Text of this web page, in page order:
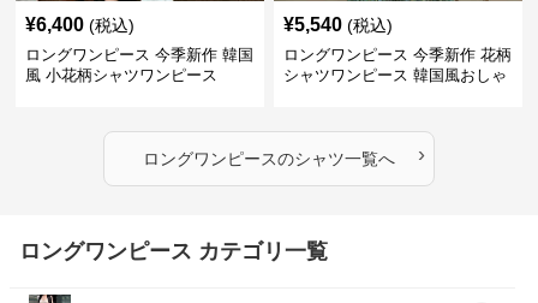
¥6,400 (税込)
ロングワンピース 今季新作 韓国
風 小花柄シャツワンピース
¥5,540 (税込)
ロングワンピース 今季新作 花柄
シャツワンピース 韓国風おしゃ
ロングワンピースのシャツ一覧へ ›
ロングワンピース カテゴリ一覧